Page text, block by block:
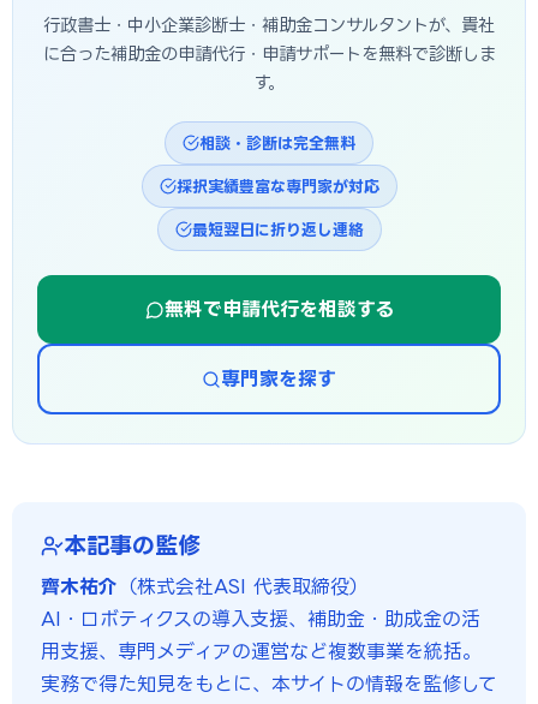
行政書士・中小企業診断士・補助金コンサルタントが、貴社
に合った補助金の申請代行・申請サポートを無料で診断しま
す。
相談・診断は完全無料
採択実績豊富な専門家が対応
最短翌日に折り返し連絡
無料で申請代行を相談する
専門家を探す
本記事の監修
齊木祐介 （株式会社ASI 代表取締役）
AI・ロボティクスの導入支援、補助金・助成金の活
用支援、専門メディアの運営など複数事業を統括。
実務で得た知見をもとに、本サイトの情報を監修して